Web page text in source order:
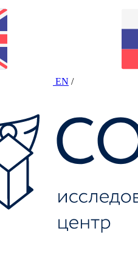
EN /